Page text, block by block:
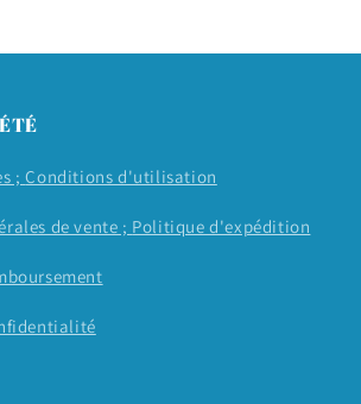
;Conditions d'utilisation
de vente ; Politique d'expédition